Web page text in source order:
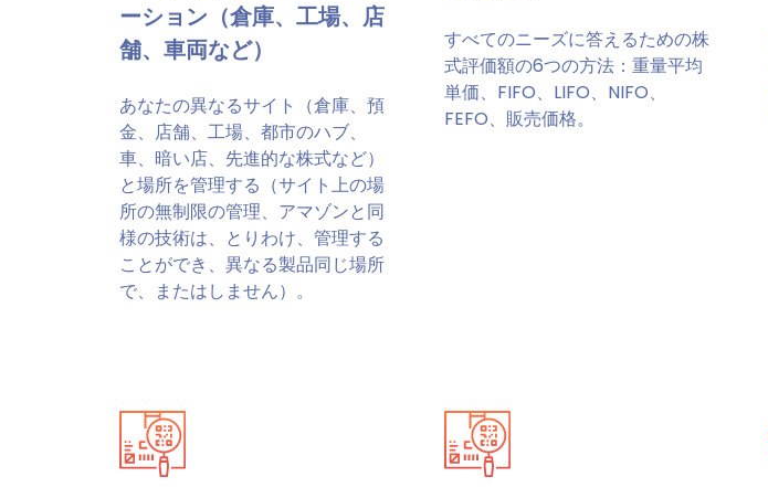
ーション（倉庫、工場、店
舗、車両など）
あなたの異なるサイト（倉庫、預
金、店舗、工場、都市のハブ、
車、暗い店、先進的な株式など）
と場所を管理する（サイト上の場
所の無制限の管理、アマゾンと同
様の技術は、とりわけ、管理する
ことができ、異なる製品同じ場所
で、またはしません）。
すべてのニーズに答えるための株
式評価額の6つの方法：重量平均
単価、FIFO、LIFO、NIFO、
FEFO、販売価格。